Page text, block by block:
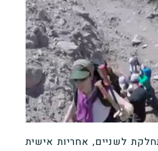
לשניים, אחריות אישית